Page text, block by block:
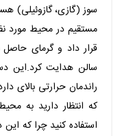
سوز (گازی، گازوئیلی)
مستقیم در محیط مورد
قرار داد و گرمای حاصل
سالن هدایت کرد.این
راندمان حرارتی بالای
که انتظار دارید به
استفاده کنید چرا که